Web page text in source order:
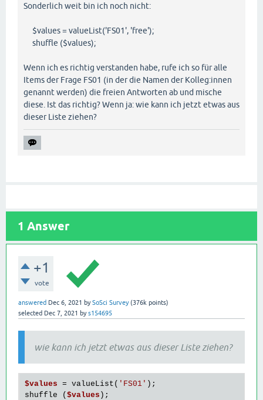
Sonderlich weit bin ich noch nicht:
$values = valueList('FS01', 'free');
shuffle ($values);
Wenn ich es richtig verstanden habe, rufe ich so für alle
Items der Frage FS01 (in der die Namen der Kolleg:innen
genannt werden) die freien Antworten ab und mische
diese. Ist das richtig? Wenn ja: wie kann ich jetzt etwas aus
dieser Liste ziehen?
1 Answer
+1
vote
answered Dec 6, 2021 bySoSci Survey (376k points)
selected Dec 7, 2021 bys154695
wie kann ich jetzt etwas aus dieser Liste ziehen?
$values = valueList( 'FS01' );
shuffle ($values